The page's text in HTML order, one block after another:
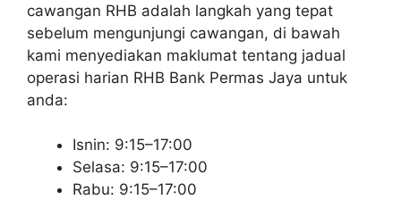
cawangan RHB adalah langkah yang tepat
sebelum mengunjungi cawangan, di bawah
kami menyediakan maklumat tentang jadual
operasi harian RHB Bank Permas Jaya untuk
anda:
Isnin: 9:15–17:00
Selasa: 9:15–17:00
Rabu: 9:15–17:00